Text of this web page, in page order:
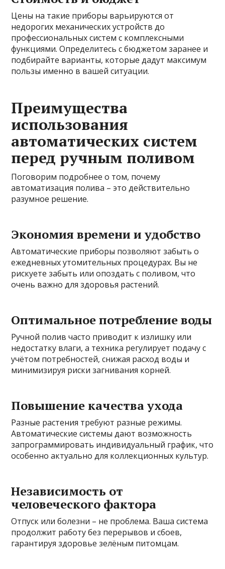
Цены на такие приборы варьируются от
недорогих механических устройств до
профессиональных систем с комплексными
функциями. Определитесь с бюджетом заранее и
подбирайте варианты, которые дадут максимум
пользы именно в вашей ситуации.
Преимущества
использования
автоматических систем
перед ручным поливом
Поговорим подробнее о том, почему
автоматизация полива – это действительно
разумное решение.
Экономия времени и удобство
Автоматические приборы позволяют забыть о
ежедневных утомительных процедурах. Вы не
рискуете забыть или опоздать с поливом, что
очень важно для здоровья растений.
Оптимальное потребление воды
Ручной полив часто приводит к излишку или
недостатку влаги, а техника регулирует подачу с
учётом потребностей, снижая расход воды и
минимизируя риски загнивания корней.
Повышение качества ухода
Разные растения требуют разные режимы.
Автоматические системы дают возможность
запрограммировать индивидуальный график, что
особенно актуально для коллекционных культур.
Независимость от
человеческого фактора
Отпуск или болезни – не проблема. Ваша система
продолжит работу без перерывов и сбоев,
гарантируя здоровье зелёным питомцам.